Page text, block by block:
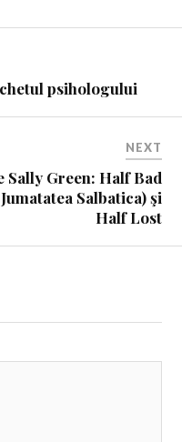
psihologului
NEXT
Green: Half Bad
Salbatica) şi
Half Lost